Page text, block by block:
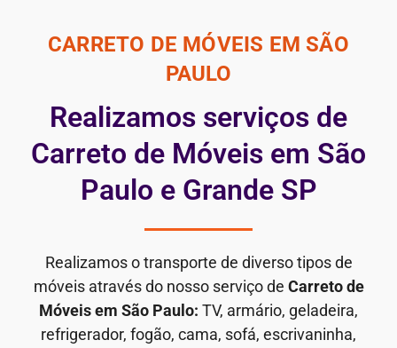
CARRETO DE MÓVEIS EM SÃO
PAULO
Realizamos serviços de
Carreto de Móveis em São
Paulo e Grande SP
Realizamos o transporte de diverso tipos de
móveis através do nosso serviço de Carreto de
Móveis em São Paulo: TV, armário, geladeira,
refrigerador, fogão, cama, sofá, escrivaninha,